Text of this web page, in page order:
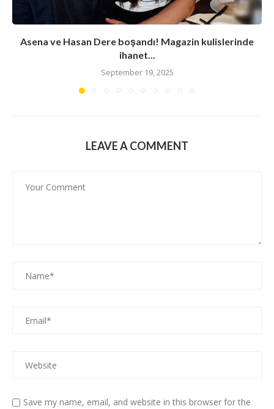
Asena ve Hasan Dere boşandı! Magazin kulislerinde
ihanet...
September 19, 2025
LEAVE A COMMENT
Save my name, email, and website in this browser for the